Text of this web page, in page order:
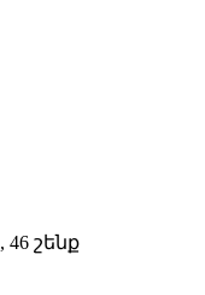
շենք